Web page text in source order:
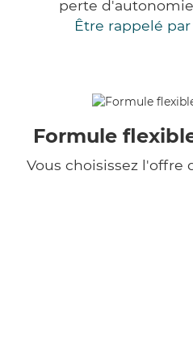
perte
Être rappelé
Formule
Vous choisissez l'offre